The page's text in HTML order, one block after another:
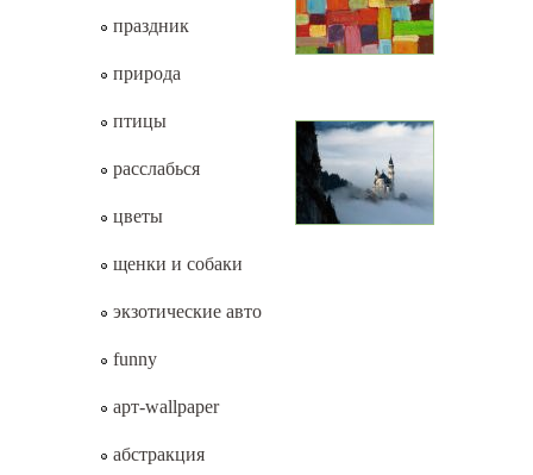
праздник
природа
птицы
расслабься
цветы
щенки и собаки
экзотические авто
funny
арт-wallpaper
абстракция